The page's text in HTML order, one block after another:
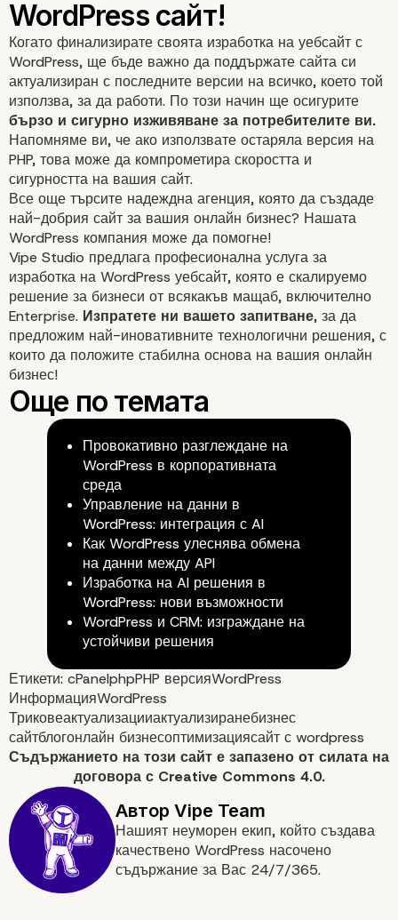
Какво да направите
като актуализирате
версията на вашия
WordPress сайт?
Когато финализирате своята изработка на уебсайт с
WordPress, ще бъде важно да поддържате сайта си
актуализиран с последните версии на всичко, което той
използва, за да работи. По този начин ще осигурите
бързо и сигурно изживяване за потребителите ви.
Напомняме ви, че ако използвате остаряла версия на
PHP, това може да компрометира скоростта и
сигурността на вашия сайт.
Все още търсите надеждна агенция, която да създаде
най-добрия сайт за вашия онлайн бизнес? Нашата
WordPress компания може да помогне!
Vipe Studio предлага професионална услуга за
изработка на WordPress уебсайт, която е скалируемо
решение за бизнеси от всякакъв мащаб, включително
Enterprise. Изпратете ни вашето запитване, за да
предложим най-иновативните технологични решения, с
които да положите стабилна основа на вашия онлайн
бизнес!
Провокативно разглеждане на
WordPress в корпоративната
среда
Управление на данни в
WordPress: интеграция с AI
Как WordPress улеснява обмена
на данни между API
Изработка на AI решения в
WordPress: нови възможности
WordPress и CRM: изграждане на
устойчиви решения
Етикети: cPanelphpPHP версияWordPress
ИнформацияWordPress
Триковеактуализацииактуализиранебизнес
сайтблогонлайн бизнесоптимизациясайт с wordpress
Съдържанието на този сайт е запазено от силата на
договора с Creative Commons 4.0.
Нашият неуморен екип, който създава
качествено WordPress насочено
съдържание за Вас 24/7/365.